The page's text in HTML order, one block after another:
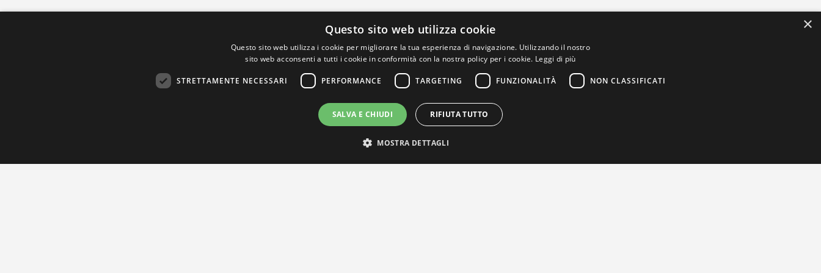
×
Questo sito web utilizza cookie
Questo sito web utilizza i cookie per migliorare la tua esperienza di navigazione. Utilizzando il nostro
sito web acconsenti a tutti i cookie in conformità con la nostra policy per i cookie. Leggi di più
STRETTAMENTE NECESSARI PERFORMANCE TARGETING FUNZIONALITÀ NON CLASSIFICATI
SALVA E CHIUDI RIFIUTA TUTTO
MOSTRA DETTAGLI